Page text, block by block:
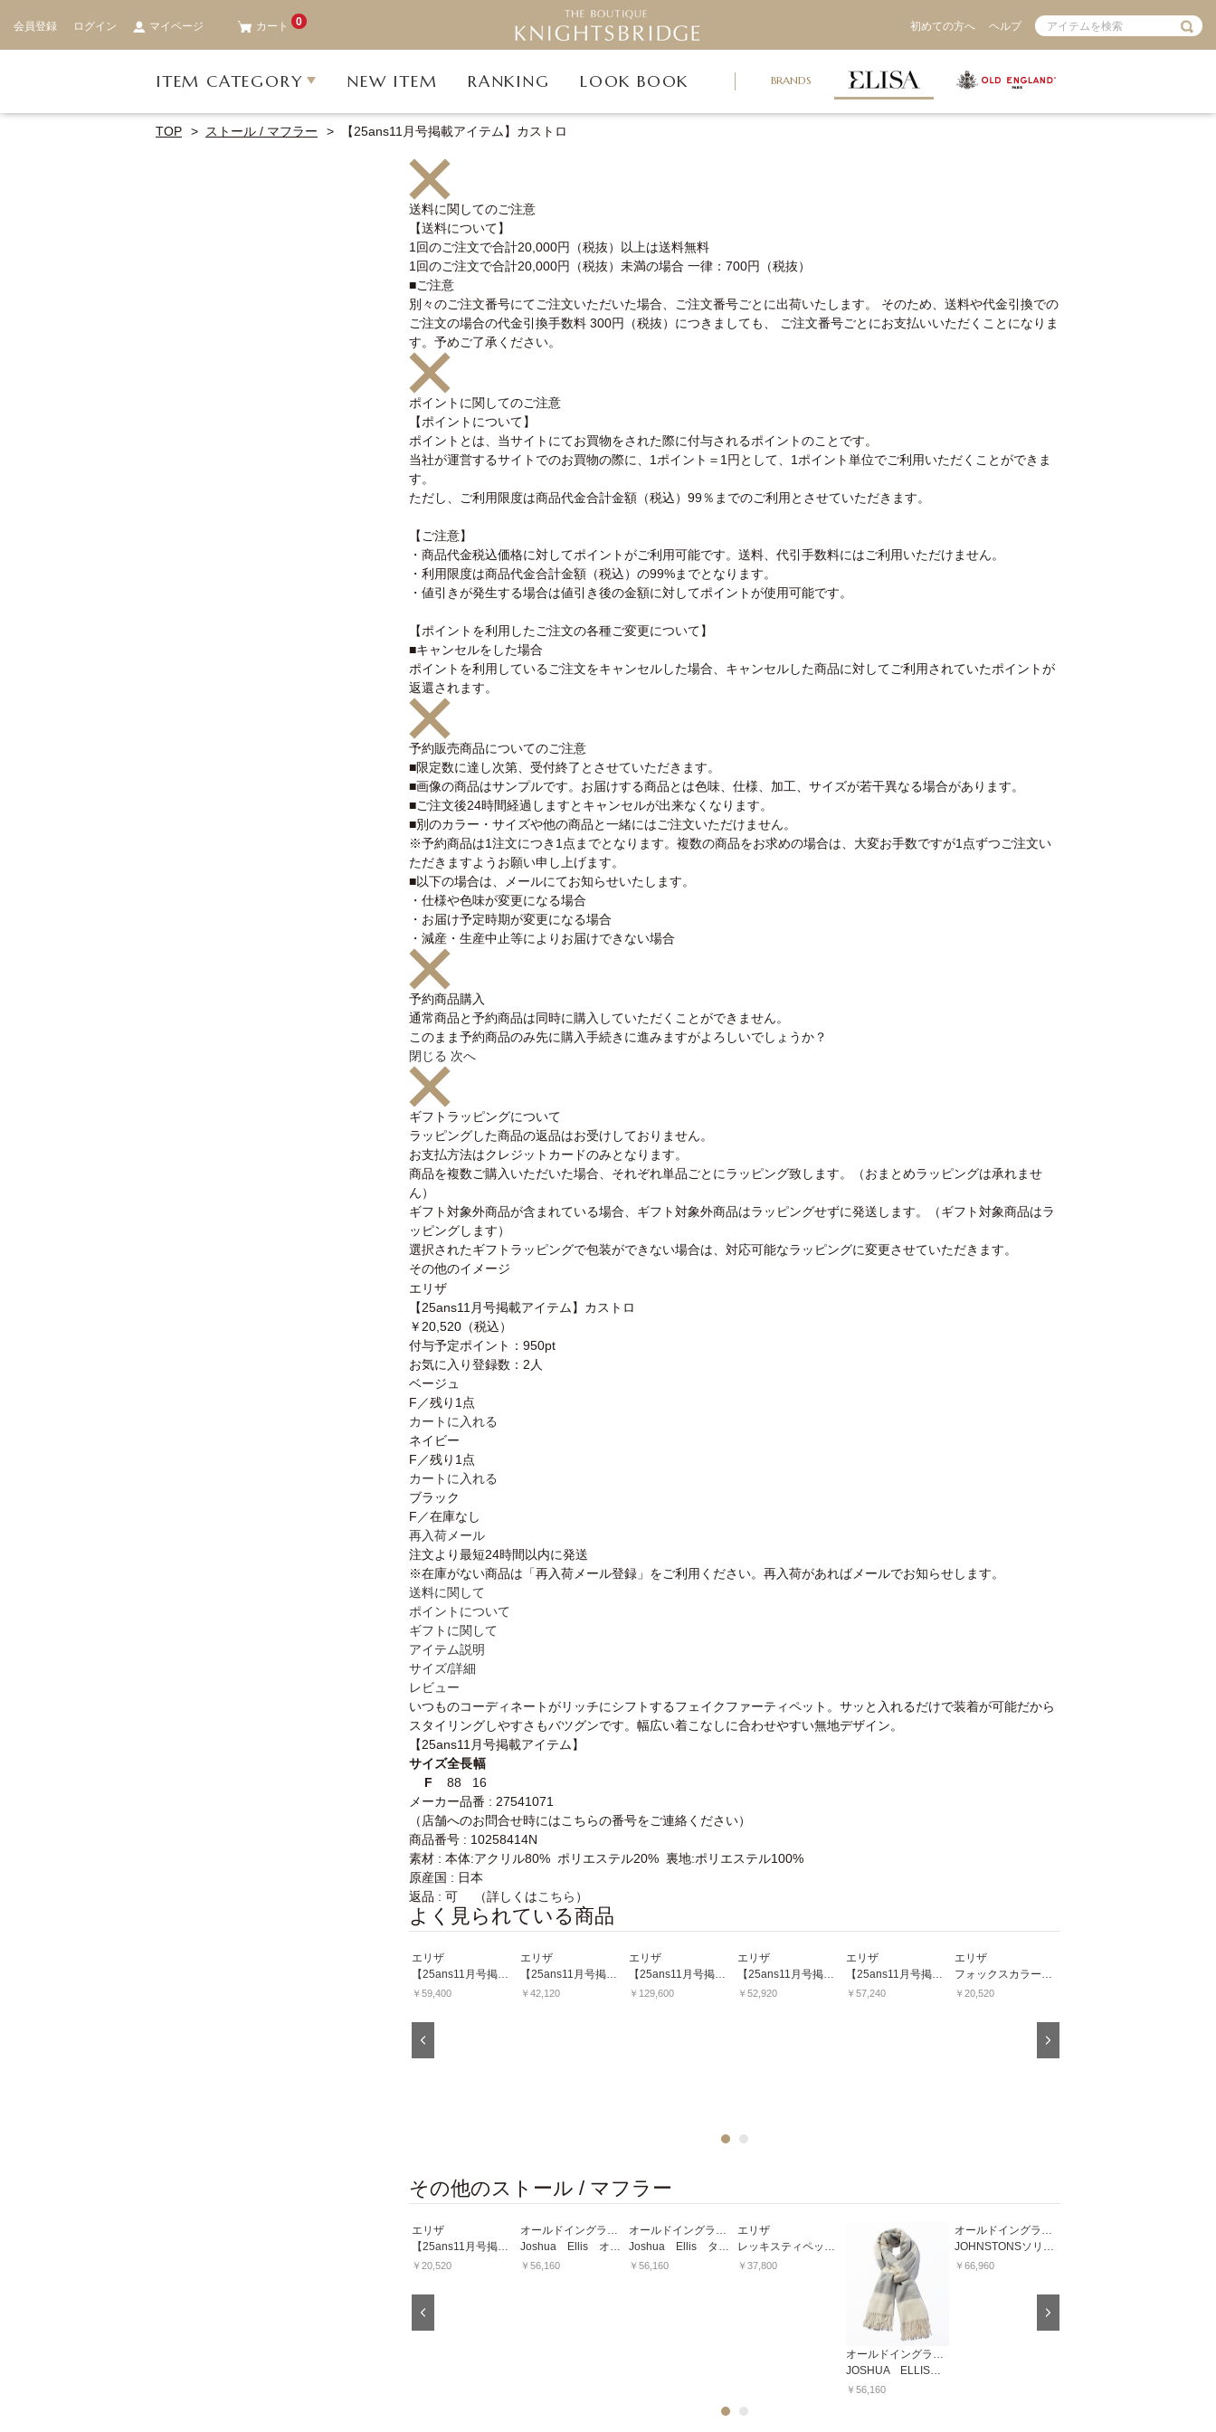
会員登録 ログイン マイページ カート 0 初めての方へ ヘルプ
ITEM CATEGORY NEW ITEM RANKING LOOK BOOK BRANDS
TOP ストール / マフラー 【25ans11月号掲載アイテム】カストロ
送料に関してのご注意
【送料について】
1回のご注文で合計20,000円（税抜）以上は送料無料
1回のご注文で合計20,000円（税抜）未満の場合 一律：700円（税抜）
■ご注意
別々のご注文番号にてご注文いただいた場合、ご注文番号ごとに出荷いたします。 そのため、送料や代金引換での
ご注文の場合の代金引換手数料 300円（税抜）につきましても、 ご注文番号ごとにお支払いいただくことになりま
す。予めご了承ください。
ポイントに関してのご注意
【ポイントについて】
ポイントとは、当サイトにてお買物をされた際に付与されるポイントのことです。
当社が運営するサイトでのお買物の際に、1ポイント＝1円として、1ポイント単位でご利用いただくことができま
す。
ただし、ご利用限度は商品代金合計金額（税込）99％までのご利用とさせていただきます。
【ご注意】
・商品代金税込価格に対してポイントがご利用可能です。送料、代引手数料にはご利用いただけません。
・利用限度は商品代金合計金額（税込）の99%までとなります。
・値引きが発生する場合は値引き後の金額に対してポイントが使用可能です。
【ポイントを利用したご注文の各種ご変更について】
■キャンセルをした場合
ポイントを利用しているご注文をキャンセルした場合、キャンセルした商品に対してご利用されていたポイントが
返還されます。
予約販売商品についてのご注意
■限定数に達し次第、受付終了とさせていただきます。
■画像の商品はサンプルです。お届けする商品とは色味、仕様、加工、サイズが若干異なる場合があります。
■ご注文後24時間経過しますとキャンセルが出来なくなります。
■別のカラー・サイズや他の商品と一緒にはご注文いただけません。
※予約商品は1注文につき1点までとなります。複数の商品をお求めの場合は、大変お手数ですが1点ずつご注文い
ただきますようお願い申し上げます。
■以下の場合は、メールにてお知らせいたします。
・仕様や色味が変更になる場合
・お届け予定時期が変更になる場合
・減産・生産中止等によりお届けできない場合
予約商品購入
通常商品と予約商品は同時に購入していただくことができません。
このまま予約商品のみ先に購入手続きに進みますがよろしいでしょうか？
閉じる 次へ
ギフトラッピングについて
ラッピングした商品の返品はお受けしておりません。
お支払方法はクレジットカードのみとなります。
商品を複数ご購入いただいた場合、それぞれ単品ごとにラッピング致します。（おまとめラッピングは承れませ
ん）
ギフト対象外商品が含まれている場合、ギフト対象外商品はラッピングせずに発送します。（ギフト対象商品はラ
ッピングします）
選択されたギフトラッピングで包装ができない場合は、対応可能なラッピングに変更させていただきます。
その他のイメージ
エリザ
【25ans11月号掲載アイテム】カストロ
￥20,520 （税込）
付与予定ポイント： 950pt
お気に入り登録数： 2人
ベージュ
F／残り1点
カートに入れる
ネイビー
F／残り1点
カートに入れる
ブラック
F／在庫なし
再入荷メール
注文より最短24時間以内に発送
※在庫がない商品は「再入荷メール登録」をご利用ください。再入荷があればメールでお知らせします。
送料に関して
ポイントについて
ギフトに関して
アイテム説明
サイズ/詳細
レビュー
いつものコーディネートがリッチにシフトするフェイクファーティペット。サッと入れるだけで装着が可能だから
スタイリングしやすさもバツグンです。幅広い着こなしに合わせやすい無地デザイン。
【25ans11月号掲載アイテム】
サイズ全長幅
F
88
16
メーカー品番 : 27541071
（店舗へのお問合せ時にはこちらの番号をご連絡ください）
商品番号 : 10258414N
素材 : 本体:アクリル80% ポリエステル20% 裏地:ポリエステル100%
原産国 : 日本
返品 : 可 （詳しくはこちら ）
よく見られている商品
エリザ
【25ans11月号掲載アイテム】ブライトベロアワンピース
￥59,400
エリザ
【25ans11月号掲載アイテム】ソフトウール
￥42,120
エリザ
【25ans11月号掲載アイテム】ジャガードオンプリントドレスワンピース
￥129,600
エリザ
【25ans11月号掲載アイテム】バルキーウールモヘア
￥52,920
エリザ
【25ans11月号掲載アイテム】ブライトジャガーバッグ
￥57,240
エリザ
フォックスカラー
￥20,520
2
その他のストール / マフラー
エリザ
￥20,520 ￥56,160 ￥56,160
エリザ
￥37,800
￥56,160
￥66,960
2